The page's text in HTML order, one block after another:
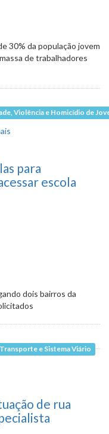
30% da população jovem
de trabalhadores
Violência e Homicídio de
debate
para
escola
dois bairros da
e Sistema Viário
de rua